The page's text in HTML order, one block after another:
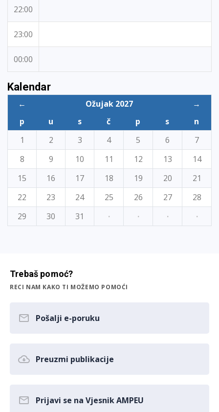
22:00
23:00
00:00
Kalendar
← Ožujak 2027
→
p
u s č p s
n
1
2 3 4 5 6
7
8
9 10 11 12 13
14
15
16 17 18 19 20
21
22
23 24 25 26 27
28
29
30 31 · · · ·
Trebaš pomoć?
RECI NAM KAKO TI MOŽEMO POMOĆI
Pošalji e-poruku
Preuzmi publikacije
Prijavi se na Vjesnik AMPEU